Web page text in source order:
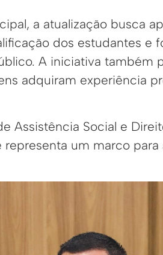
a atualização busca
dos estudantes e
A iniciativa também
adquiram experiência
Assistência Social e
um marco